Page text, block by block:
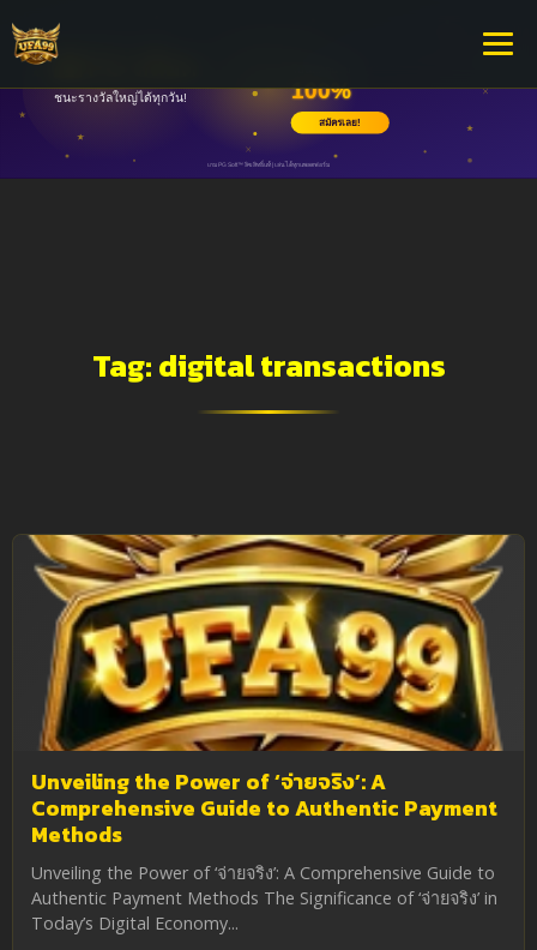
Tag:digital transactions
Unveiling the Power of ‘จ่ายจริง’: A
Comprehensive Guide to Authentic Payment
Methods
Unveiling the Power of ‘จ่ายจริง’: A Comprehensive Guide to
Authentic Payment Methods The Significance of ‘จ่ายจริง’ in
Today’s Digital Economy...